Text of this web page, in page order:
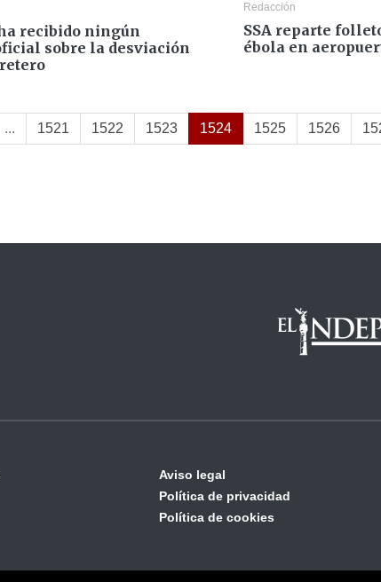
recibido ningún
sobre la desviación
Redacción
SSA reparte
ébola en
... 1521 1522 1523 1524 1525 1526
Aviso legal
Política de privacidad
Política de cookies